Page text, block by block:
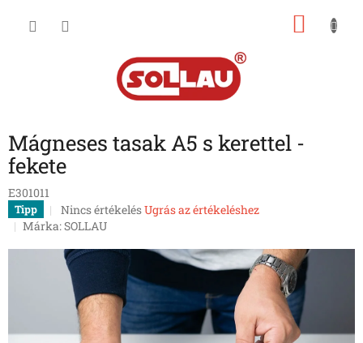
Mágneses tasak A5 s kerettel -
fekete
E301011
Tipp
A
termék
értékelése
5-
ből
0,0
csillag.
Nincs értékelésUgrás az értékeléshez
Márka:SOLLAU